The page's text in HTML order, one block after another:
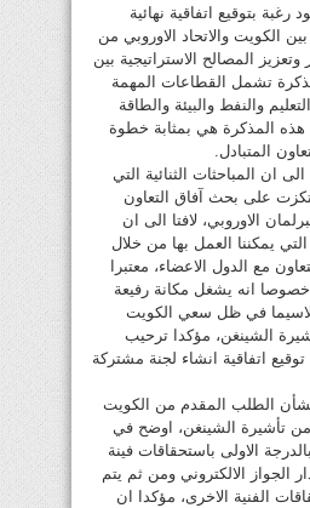
رغبة بتوقيع اتفاقية نهائية
الكويت والاتحاد الاوروبي من
المصالح الاستراتيجية بين
تشمل القطاعات المهمة
والنفط والبيئة والطاقة
هذه المذكرة هي بمثابة خطوة
المتبادل.
ان المباحثات الثنائية التي
على بحث آفاق التعاون
الاوروبي، لافتا الى ان
يمكننا العمل بها من خلال
مع الدول الاعضاء، معتبرا
خصوصا انه يشغل مكانة رفيعة
ولاسيما في ظل سعي الكويت
الشينغن، مؤكدا ترحيب
توقيع اتفاقية انشاء لجنة مشتركة
الطلب المقدم من الكويت
تأشيرة الشينغن، اوضح في
الاولى باستحقاقات فينة
الجواز الالكتروني ومن ثم يتم
الفنية الاخرى، مؤكدا ان